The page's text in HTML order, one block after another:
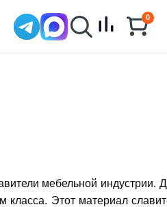
0
мебельной
Этот материал